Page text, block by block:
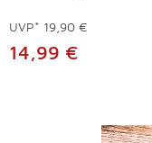
UVP* 19,90 €
14,99 €